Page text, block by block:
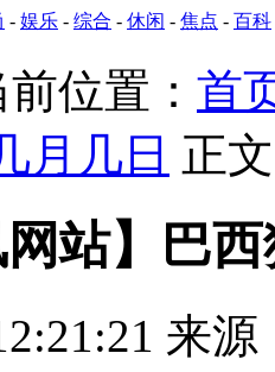
- 娱乐 - 综合 - 休闲 - 焦点 - 百科
前位置： 首
月几日 正文
网站】巴
来源